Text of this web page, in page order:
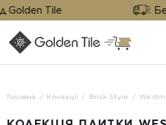
Tile
Головна Колекції Brick Style